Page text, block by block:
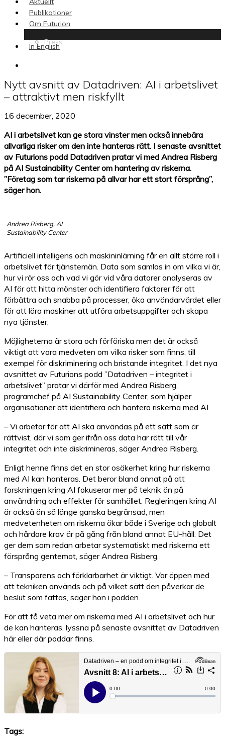
Publikationer
Om Futurion
Press
In English
Nytt avsnitt av Datadriven: AI i arbetslivet
– attraktivt men riskfyllt
16 december, 2020
AI i arbetslivet kan ge stora vinster men också innebära
allvarliga risker om den inte hanteras rätt. I senaste avsnittet
av Futurions podd Datadriven pratar vi med Andrea Risberg
på AI Sustainability Center om hantering av riskerna.
”Företag som tar riskerna på allvar har ett stort försprång”,
säger hon.
Andrea Risberg, AI
Sustainability Center
Artificiell intelligens och maskininlärning får en allt större roll i
arbetslivet för tjänstemän. Data som samlas in om vilka vi är,
hur vi rör oss och vad vi gör vid våra datorer analyseras av
AI för att hitta mönster och identifiera faktorer för att
förbättra och snabba på processer, öka användarvärdet eller
för att lära maskiner att utföra arbetsuppgifter och skapa
nya tjänster.
Möjligheterna är stora och förföriska men det är också
viktigt att vara medveten om vilka risker som finns, till
exempel för diskriminering och bristande integritet. I det nya
avsnittet av Futurions podd ”Datadriven – integritet i
arbetslivet” pratar vi därför med Andrea Risberg,
programchef på AI Sustainability Center, som hjälper
organisationer att identifiera och hantera riskerna med AI.
– Vi arbetar för att AI ska användas på ett sätt som är
rättvist, där vi som ger ifrån oss data har rätt till vår
integritet och inte diskrimineras, säger Andrea Risberg.
Enligt henne finns det en stor osäkerhet kring hur riskerna
med AI kan hanteras. Det beror bland annat på att
forskningen kring AI fokuserar mer på teknik än på
användning och effekter för samhället. Regleringen kring AI
är också än så länge ganska begränsad, men
medvetenheten om riskerna ökar både i Sverige och globalt
och hårdare krav är på gång från bland annat EU-håll. Det
ger dem som redan arbetar systematiskt med riskerna ett
försprång gentemot, säger Andrea Risberg.
– Transparens och förklarbarhet är viktigt. Var öppen med
att tekniken används och på vilket sätt den påverkar de
beslut som fattas, säger hon i podden.
För att få veta mer om riskerna med AI i arbetslivet och hur
de kan hanteras, lyssna på senaste avsnittet av Datadriven
här eller där poddar finns.
Tags: